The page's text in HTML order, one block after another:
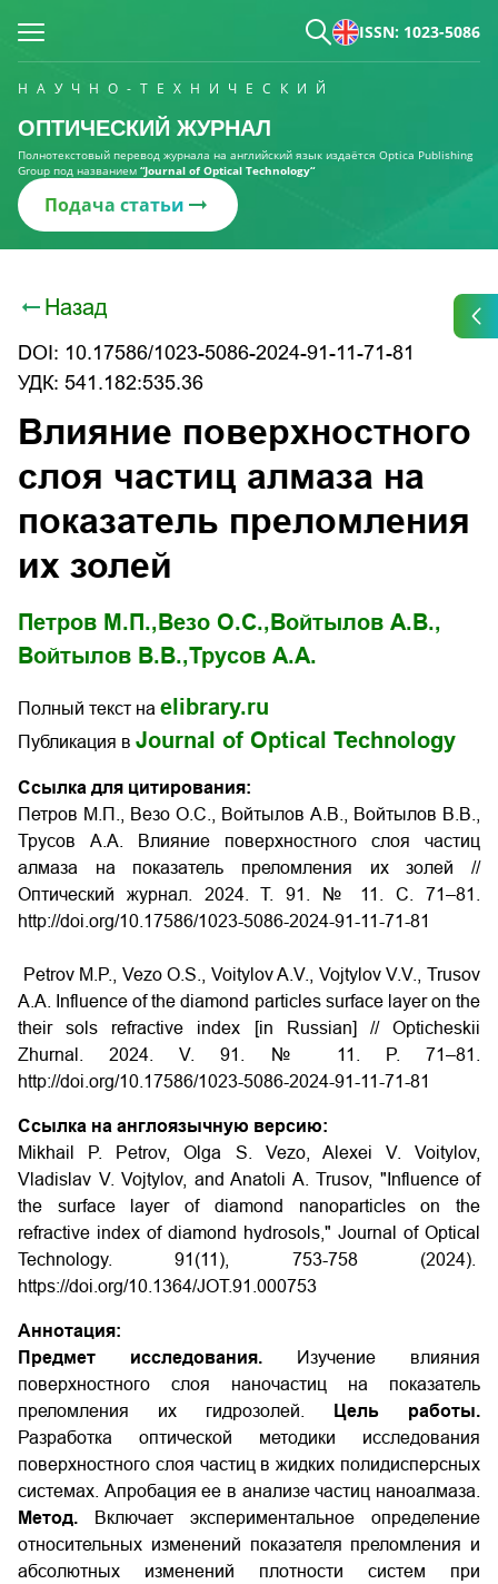
ISSN: 1023-5086
НАУЧНО-ТЕХНИЧЕСКИЙ
ОПТИЧЕСКИЙ ЖУРНАЛ
Полнотекстовый перевод журнала на английский язык издаётся Optica Publishing
Group под названием “Journal of Optical Technology“
Подача статьи
Назад
DOI: 10.17586/1023-5086-2024-91-11-71-81
УДК: 541.182:535.36
Влияние поверхностного
слоя частиц алмаза на
показатель преломления
их золей
Петров М.П., Везо О.С., Войтылов А.В.,
Войтылов В.В.,Трусов А.А.
Полный текст на elibrary.ru
Публикация в Journal of Optical Technology
Ссылка для цитирования:
Петров М.П., Везо О.С., Войтылов А.В., Войтылов В.В.,
Трусов А.А. Влияние поверхностного слоя частиц
алмаза на показатель преломления их золей //
Оптический журнал. 2024. Т. 91. № 11. С. 71–81.
http://doi.org/10.17586/1023-5086-2024-91-11-71-81
Petrov M.P., Vezo O.S., Voitylov A.V., Vojtylov V.V., Trusov
A.A. Influence of the diamond particles surface layer on the
their sols refractive index [in Russian] // Opticheskii
Zhurnal. 2024. V. 91. № 11. P. 71–81.
http://doi.org/10.17586/1023-5086-2024-91-11-71-81
Ссылка на англоязычную версию:
Mikhail P. Petrov, Olga S. Vezo, Alexei V. Voitylov,
Vladislav V. Vojtylov, and Anatoli A. Trusov, "Influence of
the surface layer of diamond nanoparticles on the
refractive index of diamond hydrosols," Journal of Optical
Technology. 91(11), 753-758 (2024).
https://doi.org/10.1364/JOT.91.000753
Аннотация:
Предмет исследования.
Изучение влияния
поверхностного слоя наночастиц на показатель
преломления их гидрозолей.
Цель работы.
Разработка оптической методики исследования
поверхностного слоя частиц в жидких полидисперсных
системах. Апробация ее в анализе частиц наноалмаза.
Метод. Включает экспериментальное определение
относительных изменений показателя преломления и
абсолютных изменений плотности систем при